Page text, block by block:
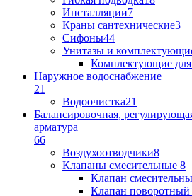
Инсталляции7
Краны сантехнические3
Сифоны44
Унитазы и
Комплектующие для
Наружное водоснабжение
21
Водоочистка21
Балансировочная,
арматура
66
Воздухоотводчики8
Клапаны cмесительные 8
Клапан
Клапан поворотный